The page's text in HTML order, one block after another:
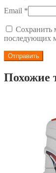
Email *
Сохранить
последующих
Похожие